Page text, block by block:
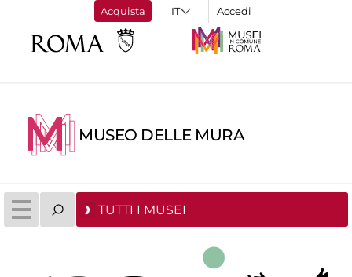
Acquista Accedi
MUSEO DELLE MURA
TUTTI I MUSEI